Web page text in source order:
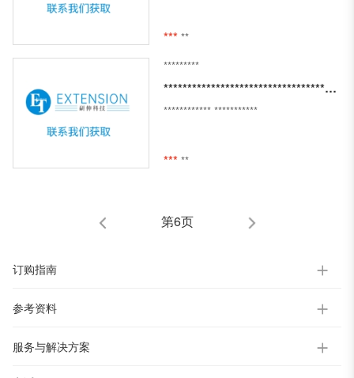
*** **
*********
*************************************************************
************ ***********
*** **
第6页
订购指南
参考资料
服务与解决方案